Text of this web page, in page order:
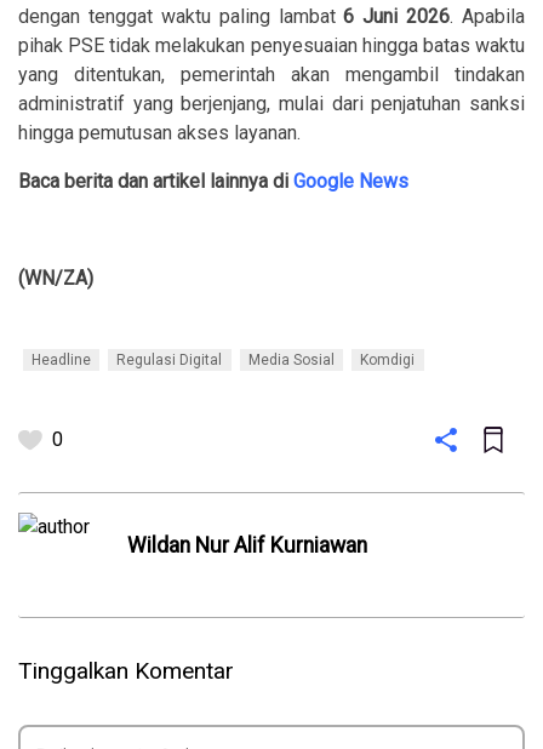
dengan tenggat waktu paling lambat6 Juni 2026. Apabila
pihak PSE tidak melakukan penyesuaian hingga batas waktu
yang ditentukan, pemerintah akan mengambil tindakan
administratif yang berjenjang, mulai dari penjatuhan sanksi
hingga pemutusan akses layanan.
Baca berita dan artikel lainnya di Google News
(WN/ZA)
Headline Regulasi Digital Media Sosial Komdigi
0
Wildan Nur Alif Kurniawan
Tinggalkan Komentar